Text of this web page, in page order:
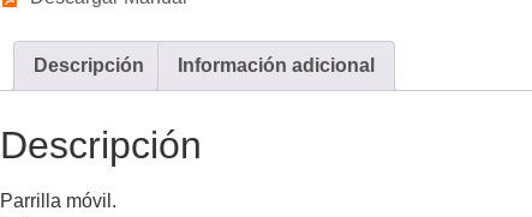
Descripción Información adicional
Descripción
Parrilla móvil.